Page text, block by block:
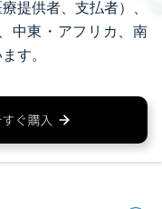
提供者、支払者）、
中東・アフリカ、南
す。